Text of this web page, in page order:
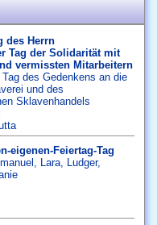
des Herrn
Tag der Solidarität mit
vermissten Mitarbeitern
Tag des Gedenkens an die
und des
Sklavenhandels
eigenen-Feiertag-Tag
Lara, Ludger,